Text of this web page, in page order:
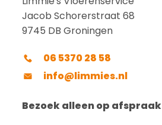
Jacob Schorerstraat 68
9745 DB Groningen
06 5370 28 58
info@limmies.nl
Bezoek alleen op afspraak